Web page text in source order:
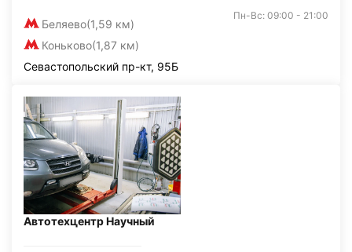
Беляево(1,59 км)
Коньково(1,87 км)
Пн-Вс: 09:00 - 21:00
Севастопольский пр-кт, 95Б
Автотехцентр Научный